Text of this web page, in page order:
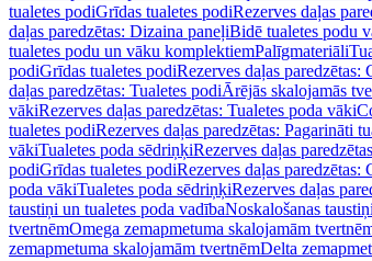
tualetes podiGrīdas tualetes podiRezerves daļas
daļas paredzētas: Dizaina paneļiBidē tualetes podu
tualetes podu un vāku komplektiemPalīgmateriāli
podiGrīdas tualetes podiRezerves daļas paredzētas:
daļas paredzētas: Tualetes podiĀrējās skalojamās
vākiRezerves daļas paredzētas: Tualetes poda vāki
tualetes podiRezerves daļas paredzētas: Pagarināti
vākiTualetes poda sēdriņķiRezerves daļas
podiGrīdas tualetes podiRezerves daļas paredzētas:
poda vākiTualetes poda sēdriņķiRezerves daļas
taustiņi un tualetes poda vadībaNoskalošanas taustiņi
tvertnēmOmega zemapmetuma skalojamām
zemapmetuma skalojamām tvertnēmDelta